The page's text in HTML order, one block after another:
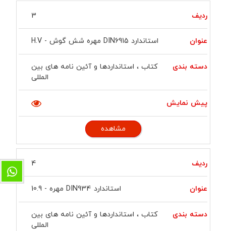
3
استاندارد DIN6915 مهره شش گوش - H.V
کتاب ، استانداردها و آئین نامه های بین
المللی
مشاهده
4
استاندارد DIN934 مهره - 10.9
کتاب ، استانداردها و آئین نامه های بین
المللی